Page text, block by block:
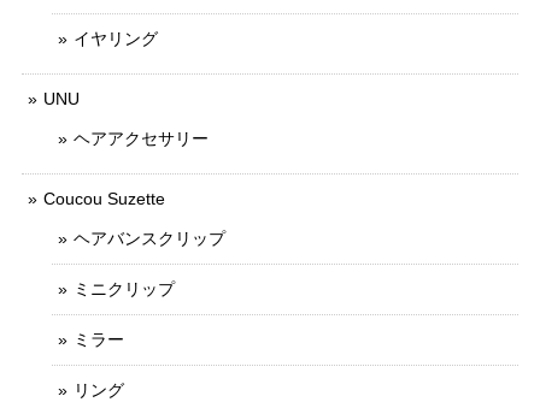
イヤリング
UNU
ヘアアクセサリー
Coucou Suzette
ヘアバンスクリップ
ミニクリップ
ミラー
リング